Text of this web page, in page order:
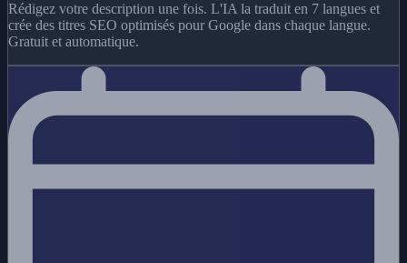
Rédigez votre description une fois. L'IA la traduit en 7 langues et
crée des titres SEO optimisés pour Google dans chaque langue.
Gratuit et automatique.